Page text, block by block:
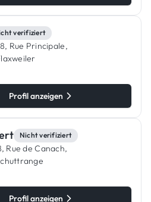
verifiziert
Rue Principale,
Profil anzeigen
Nicht verifiziert
Rue de Canach,
Profil anzeigen